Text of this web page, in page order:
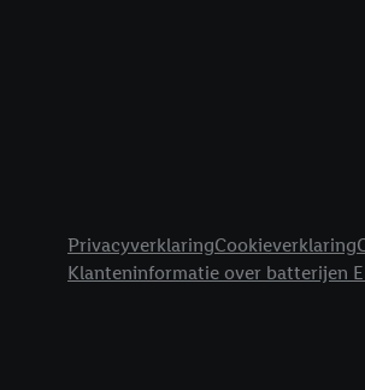
PrivacyverklaringCookieverklaring
Klanteninformatie over batterijen